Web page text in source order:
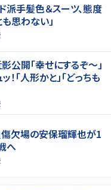
ド派手髪色＆スーツ、態度
思わない」
公開「幸せにするぞ〜」
「人形かと」「どっちも
傷欠場の安保瑠輝也が1
へ